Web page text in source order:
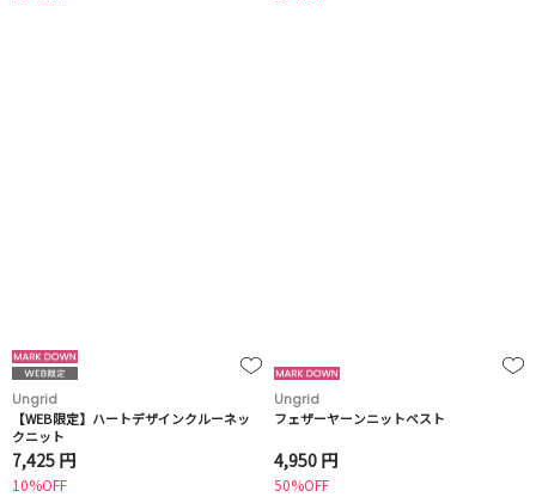
Ungrid
【WEB限定】ハートデザインクルーネッ
クニット
7,425 円
10%OFF
Ungrid
フェザーヤーンニットベスト
4,950 円
50%OFF